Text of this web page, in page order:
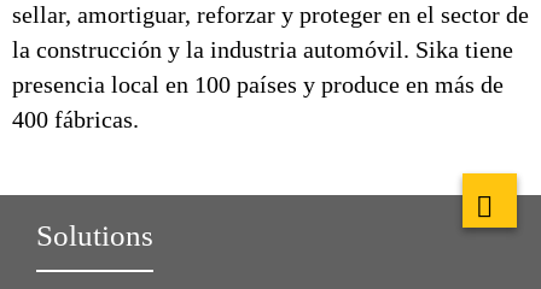
sellar, amortiguar, reforzar y proteger en el sector de
la construcción y la industria automóvil. Sika tiene
presencia local en 100 países y produce en más de
400 fábricas.
Solutions